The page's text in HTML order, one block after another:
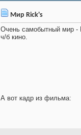
Мир Rick's
Очень самобытный мир -
ч/б кино.
А вот кадр из фильма: